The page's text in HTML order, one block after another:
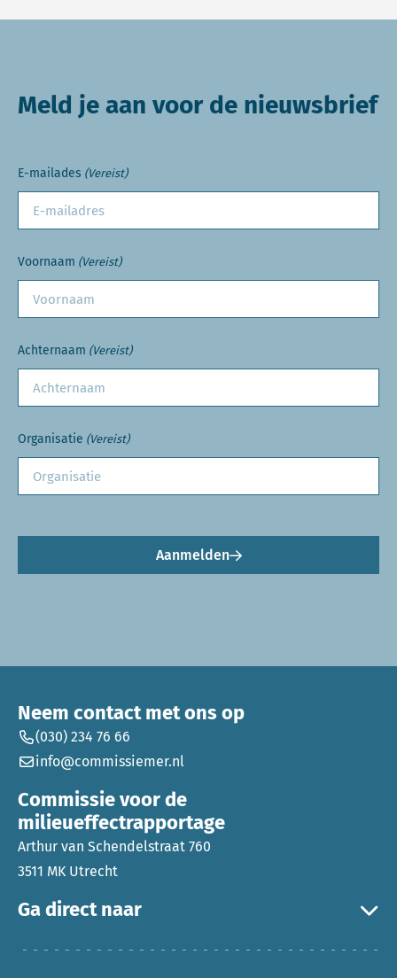
Meld je aan voor de nieuwsbrief
E-mailades (Vereist)
Voornaam (Vereist)
Achternaam (Vereist)
Organisatie (Vereist)
Aanmelden
Ga direct naar
Neem contact met ons op
(030) 234 76 66
info@commissiemer.nl
Commissie voor de
milieueffectrapportage
Arthur van Schendelstraat 760
3511 MK Utrecht